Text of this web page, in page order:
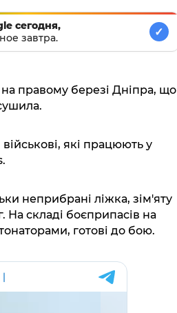
сегодня,
завтра.
✓
на правому березі Дніпра, що
які працюють у
неприбрані ліжка, зім'яту
На складі боєприпасів на
готові до бою.